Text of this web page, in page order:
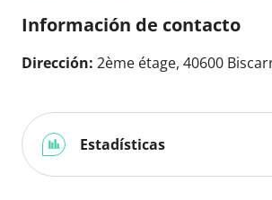
Información de contacto
Dirección: 2ème étage, 40600
Estadísticas